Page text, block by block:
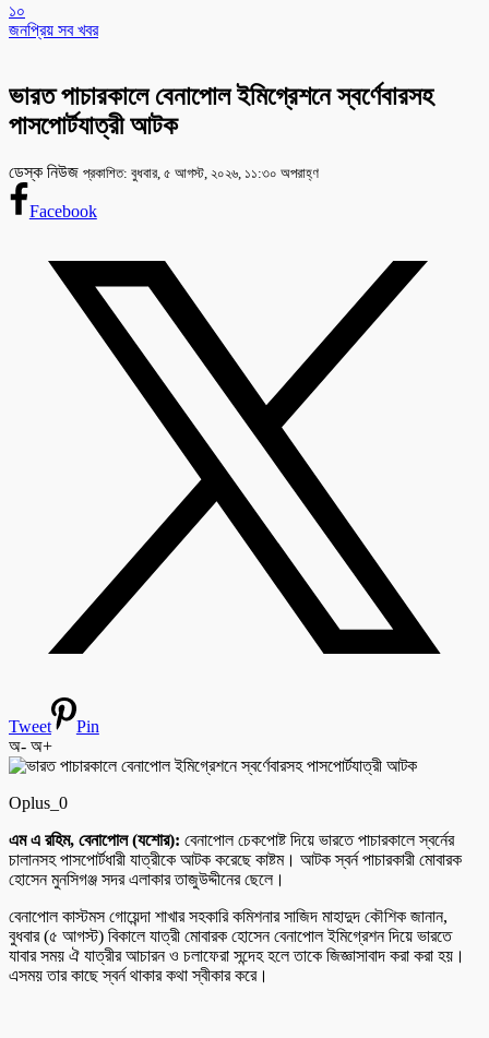
১০
জনপ্রিয় সব খবর
ভারত পাচারকালে বেনাপোল ইমিগ্রেশনে স্বর্ণেবারসহ
পাসপোর্টযাত্রী আটক
ডেস্ক নিউজ প্রকাশিত: বুধবার, ৫ আগস্ট, ২০২৬, ১১:৩০ অপরাহ্ণ
Facebook
Tweet
Pin
অ- অ+
Oplus_0
এম এ রহিম, বেনাপোল (যশোর): বেনাপোল চেকপোষ্ট দিয়ে ভারতে পাচারকালে স্বর্নের
চালানসহ পাসপোর্টধারী যাত্রীকে আটক করেছে কাষ্টম। আটক স্বর্ন পাচারকারী মোবারক
হোসেন মুনসিগঞ্জ সদর এলাকার তাজুউদ্দীনের ছেলে।
বেনাপোল কাস্টমস গোয়েন্দা শাখার সহকারি কমিশনার সাজিদ মাহাদুদ কৌশিক জানান,
বুধবার (৫ আগস্ট) বিকালে যাত্রী মোবারক হোসেন বেনাপোল ইমিগ্রেশন দিয়ে ভারতে
যাবার সময় ঐ যাত্রীর আচারন ও চলাফেরা সন্দেহ হলে তাকে জিজ্ঞাসাবাদ করা করা হয়।
এসময় তার কাছে স্বর্ন থাকার কথা স্বীকার করে।